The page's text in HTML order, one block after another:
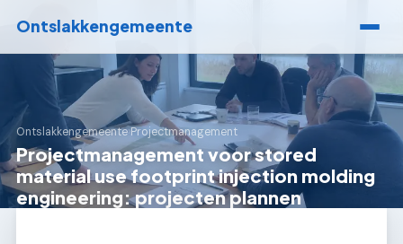
Ontslakkengemeente
Ontslakkengemeente›Projectmanagement
Projectmanagement voor stored
material use footprint injection molding
engineering: projecten plannen